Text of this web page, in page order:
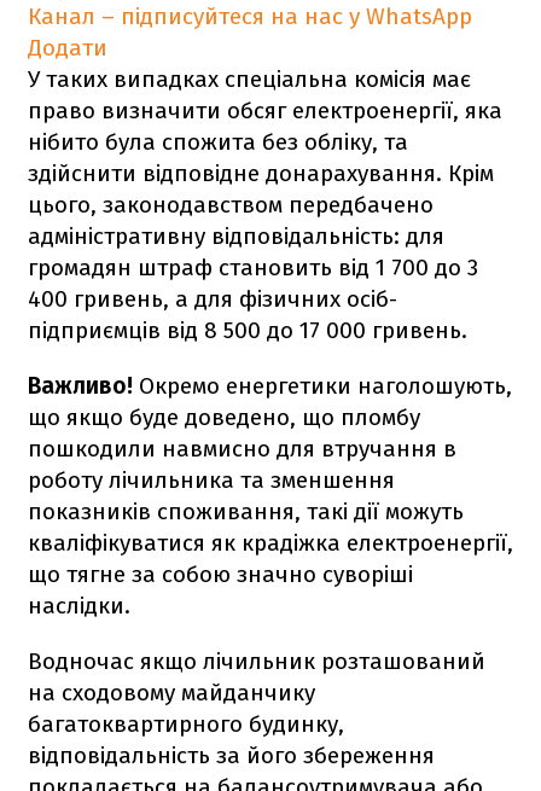
Канал – підписуйтеся на нас у WhatsApp
Додати
У таких випадках спеціальна комісія має
право визначити обсяг електроенергії, яка
нібито була спожита без обліку, та
здійснити відповідне донарахування. Крім
цього, законодавством передбачено
адміністративну відповідальність: для
громадян штраф становить від 1 700 до 3
400 гривень, а для фізичних осіб-
підприємців від 8 500 до 17 000 гривень.
Важливо! Окремо енергетики наголошують,
що якщо буде доведено, що пломбу
пошкодили навмисно для втручання в
роботу лічильника та зменшення
показників споживання, такі дії можуть
кваліфікуватися як крадіжка електроенергії,
що тягне за собою значно суворіші
наслідки.
Водночас якщо лічильник розташований
на сходовому майданчику
багатоквартирного будинку,
відповідальність за його збереження